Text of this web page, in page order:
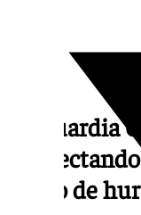
La Guardia
delito de